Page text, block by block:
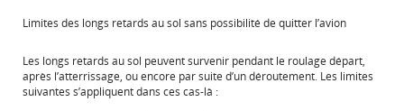
pourrait
pas
respecter
les
pourrait
pas
respecter
externe
qui
ne
pas
respecter
Limites des longs retards au sol sans possibilité de quitter l’avion
Les longs retards au sol peuvent survenir pendant le roulage départ,
après l’atterrissage, ou encore par suite d’un déroutement. Les limites
suivantes s’appliquent dans ces cas-là :